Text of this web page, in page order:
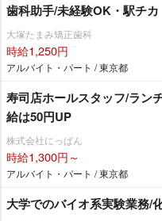
歯科助手/未経験OK・駅チカ
大塚たまみ矯正歯科
時給1,250円
アルバイト・パート / 東京都
寿司店ホールスタッフ/ラン
給は50円UP
株式会社にっぱん
時給1,300円～
アルバイト・パート / 東京都
大学でのバイオ系実験業務/